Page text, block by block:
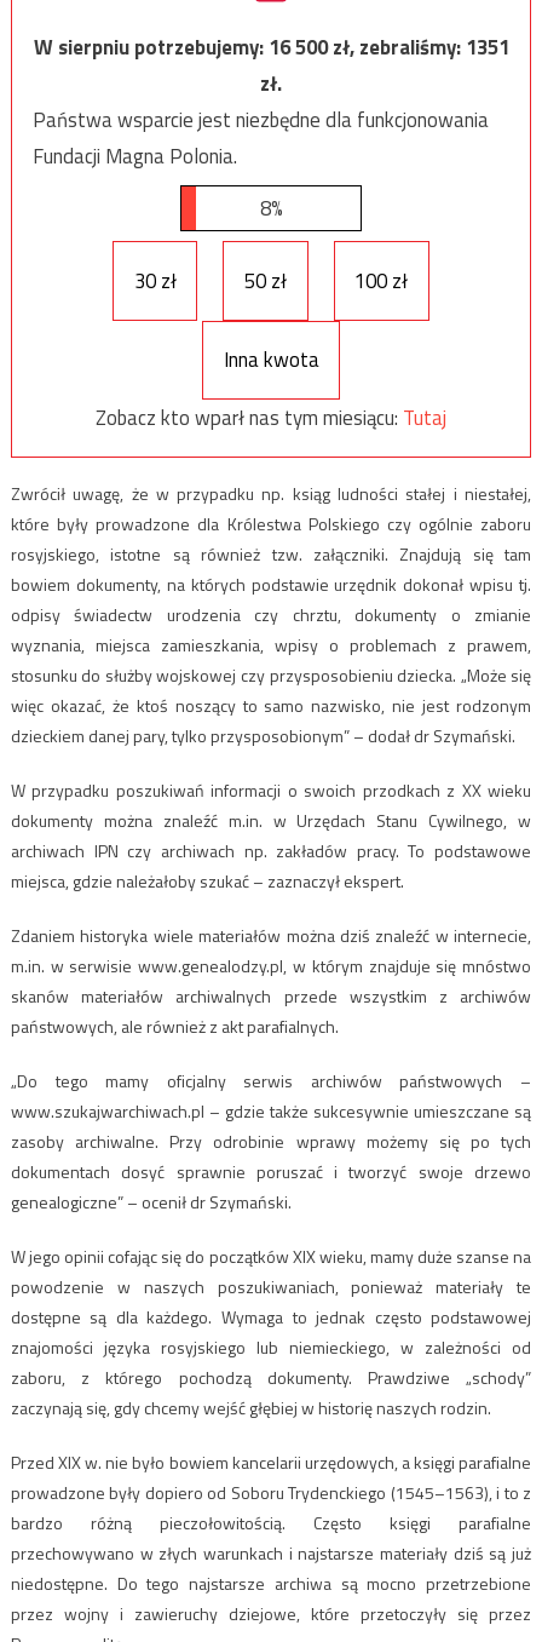
W sierpniu potrzebujemy:16 500zł, zebraliśmy:1351
zł.
Państwa wsparcie jest niezbędne dla funkcjonowania
Fundacji Magna Polonia.
8%
30 zł 50 zł 100 zł
Inna kwota
Zobacz kto wparł nas tym miesiącu: Tutaj
Zwrócił uwagę, że w przypadku np. ksiąg ludności stałej i niestałej,
które były prowadzone dla Królestwa Polskiego czy ogólnie zaboru
rosyjskiego, istotne są również tzw. załączniki. Znajdują się tam
bowiem dokumenty, na których podstawie urzędnik dokonał wpisu tj.
odpisy świadectw urodzenia czy chrztu, dokumenty o zmianie
wyznania, miejsca zamieszkania, wpisy o problemach z prawem,
stosunku do służby wojskowej czy przysposobieniu dziecka. „Może się
więc okazać, że ktoś noszący to samo nazwisko, nie jest rodzonym
dzieckiem danej pary, tylko przysposobionym” – dodał dr Szymański.
W przypadku poszukiwań informacji o swoich przodkach z XX wieku
dokumenty można znaleźć m.in. w Urzędach Stanu Cywilnego, w
archiwach IPN czy archiwach np. zakładów pracy. To podstawowe
miejsca, gdzie należałoby szukać – zaznaczył ekspert.
Zdaniem historyka wiele materiałów można dziś znaleźć w internecie,
m.in. w serwisie www.genealodzy.pl, w którym znajduje się mnóstwo
skanów materiałów archiwalnych przede wszystkim z archiwów
państwowych, ale również z akt parafialnych.
„Do tego mamy oficjalny serwis archiwów państwowych –
www.szukajwarchiwach.pl – gdzie także sukcesywnie umieszczane są
zasoby archiwalne. Przy odrobinie wprawy możemy się po tych
dokumentach dosyć sprawnie poruszać i tworzyć swoje drzewo
genealogiczne” – ocenił dr Szymański.
W jego opinii cofając się do początków XIX wieku, mamy duże szanse na
powodzenie w naszych poszukiwaniach, ponieważ materiały te
dostępne są dla każdego. Wymaga to jednak często podstawowej
znajomości języka rosyjskiego lub niemieckiego, w zależności od
zaboru, z którego pochodzą dokumenty. Prawdziwe „schody”
zaczynają się, gdy chcemy wejść głębiej w historię naszych rodzin.
Przed XIX w. nie było bowiem kancelarii urzędowych, a księgi parafialne
prowadzone były dopiero od Soboru Trydenckiego (1545–1563), i to z
bardzo różną pieczołowitością. Często księgi parafialne
przechowywano w złych warunkach i najstarsze materiały dziś są już
niedostępne. Do tego najstarsze archiwa są mocno przetrzebione
przez wojny i zawieruchy dziejowe, które przetoczyły się przez